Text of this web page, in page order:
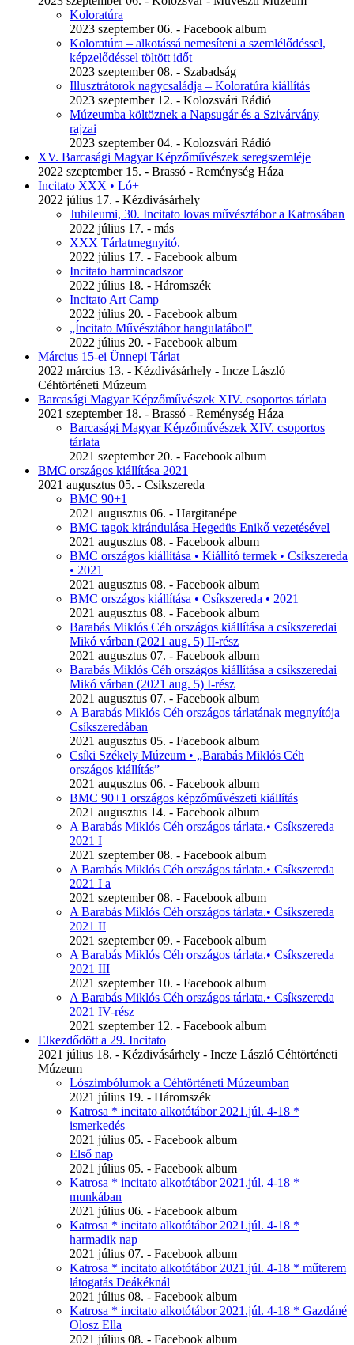
Koloratúra
2023 szeptember 06. - Facebook album
Koloratúra – alkotássá nemesíteni a szemlélődéssel,
képzelődéssel töltött időt
2023 szeptember 08. - Szabadság
Illusztrátorok nagycsaládja – Koloratúra kiállítás
2023 szeptember 12. - Kolozsvári Rádió
Múzeumba költöznek a Napsugár és a Szivárvány
rajzai
2023 szeptember 04. - Kolozsvári Rádió
XV. Barcasági Magyar Képzőművészek seregszemléje
2022 szeptember 15. - Brassó - Reménység Háza
Incitato XXX • Ló+
2022 július 17. - Kézdivásárhely
Jubileumi, 30. Incitato lovas művésztábor a Katrosában
2022 július 17. - más
XXX Tárlatmegnyitó.
2022 július 17. - Facebook album
Incitato harmincadszor
2022 július 18. - Háromszék
Incitato Art Camp
2022 július 20. - Facebook album
„Íncitato Művésztábor hangulatábol"
2022 július 20. - Facebook album
Március 15-ei Ünnepi Tárlat
2022 március 13. - Kézdivásárhely - Incze László
Céhtörténeti Múzeum
Barcasági Magyar Képzőművészek XIV. csoportos tárlata
2021 szeptember 18. - Brassó - Reménység Háza
Barcasági Magyar Képzőművészek XIV. csoportos
tárlata
2021 szeptember 20. - Facebook album
BMC országos kiállítása 2021
2021 augusztus 05. - Csikszereda
BMC 90+1
2021 augusztus 06. - Hargitanépe
BMC tagok kirándulása Hegedüs Enikő vezetésével
2021 augusztus 08. - Facebook album
BMC országos kiállítása • Kiállító termek • Csíkszereda
• 2021
2021 augusztus 08. - Facebook album
BMC országos kiállítása • Csíkszereda • 2021
2021 augusztus 08. - Facebook album
Barabás Miklós Céh országos kiállítása a csíkszeredai
Mikó várban (2021 aug. 5) II-rész
2021 augusztus 07. - Facebook album
Barabás Miklós Céh országos kiállítása a csíkszeredai
Mikó várban (2021 aug. 5) I-rész
2021 augusztus 07. - Facebook album
A Barabás Miklós Céh országos tárlatának megnyítója
Csíkszeredában
2021 augusztus 05. - Facebook album
Csíki Székely Múzeum • „Barabás Miklós Céh
országos kiállítás”
2021 augusztus 06. - Facebook album
BMC 90+1 országos képzőművészeti kiállítás
2021 augusztus 14. - Facebook album
A Barabás Miklós Céh országos tárlata.• Csíkszereda
2021 I
2021 szeptember 08. - Facebook album
A Barabás Miklós Céh országos tárlata.• Csíkszereda
2021 I a
2021 szeptember 08. - Facebook album
A Barabás Miklós Céh országos tárlata.• Csíkszereda
2021 II
2021 szeptember 09. - Facebook album
A Barabás Miklós Céh országos tárlata.• Csíkszereda
2021 III
2021 szeptember 10. - Facebook album
A Barabás Miklós Céh országos tárlata.• Csíkszereda
2021 IV-rész
2021 szeptember 12. - Facebook album
Elkezdődött a 29. Incitato
2021 július 18. - Kézdivásárhely - Incze László Céhtörténeti
Múzeum
Lószimbólumok a Céhtörténeti Múzeumban
2021 július 19. - Háromszék
Katrosa * incitato alkotótábor 2021.júl. 4-18 *
ismerkedés
2021 július 05. - Facebook album
Első nap
2021 július 05. - Facebook album
Katrosa * incitato alkotótábor 2021.júl. 4-18 *
munkában
2021 július 06. - Facebook album
Katrosa * incitato alkotótábor 2021.júl. 4-18 *
harmadik nap
2021 július 07. - Facebook album
Katrosa * incitato alkotótábor 2021.júl. 4-18 * műterem
látogatás Deákéknál
2021 július 08. - Facebook album
Katrosa * incitato alkotótábor 2021.júl. 4-18 * Gazdáné
Olosz Ella
2021 július 08. - Facebook album